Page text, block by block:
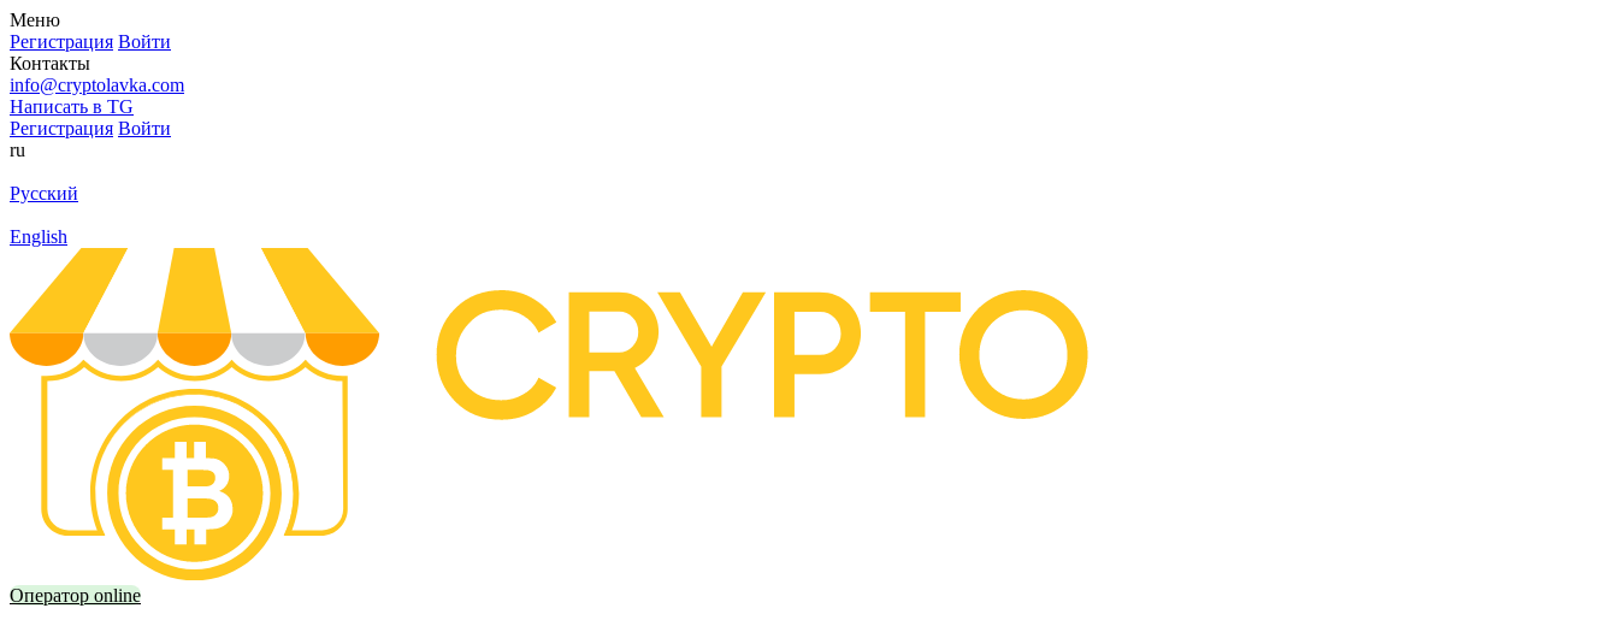
Меню
Регистрация Войти
Контакты
info@cryptolavka.com
Написать в TG
Регистрация Войти
ru
Русский
English
Оператор online